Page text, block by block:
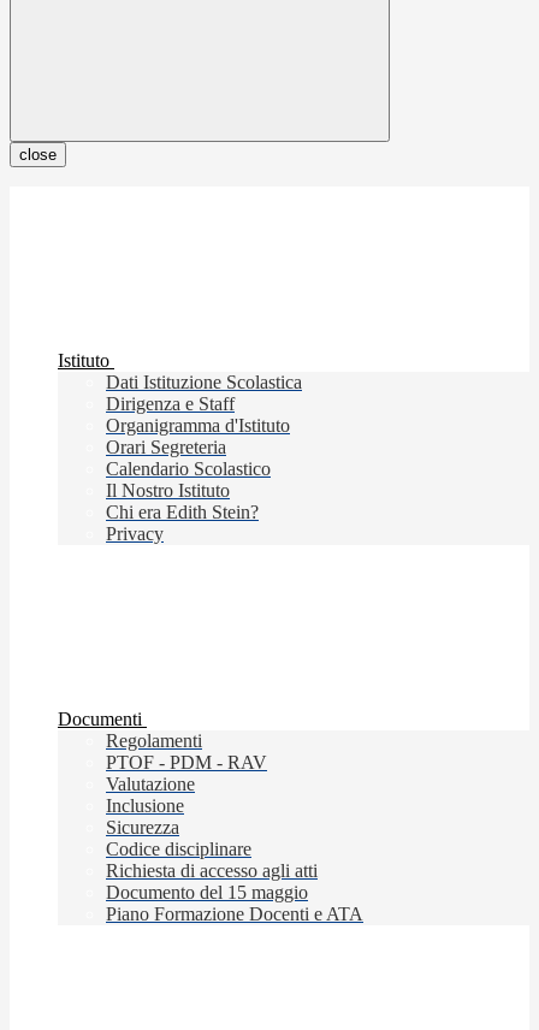
close
Istituto
Dati Istituzione Scolastica
Dirigenza e Staff
Organigramma d'Istituto
Orari Segreteria
Calendario Scolastico
Il Nostro Istituto
Chi era Edith Stein?
Privacy
Documenti
Regolamenti
PTOF - PDM - RAV
Valutazione
Inclusione
Sicurezza
Codice disciplinare
Richiesta di accesso agli atti
Documento del 15 maggio
Piano Formazione Docenti e ATA